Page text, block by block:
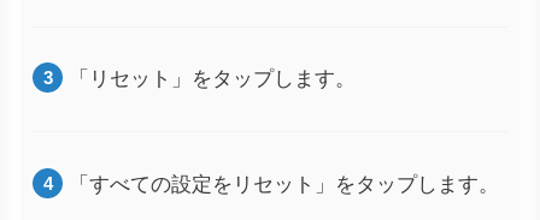
「リセット」をタップします。
「すべての設定をリセット」をタップします。